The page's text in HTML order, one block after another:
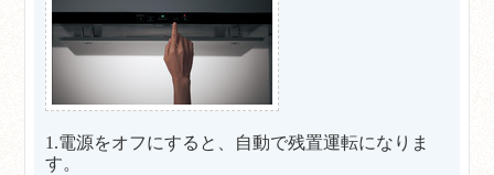
1.電源をオフにすると、自動で残置運転になりま
す。